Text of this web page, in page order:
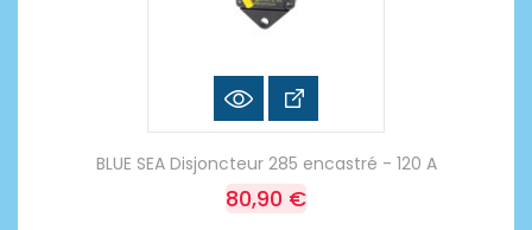
BLUE SEA Disjoncteur 285 encastré - 120 A
80,90 €